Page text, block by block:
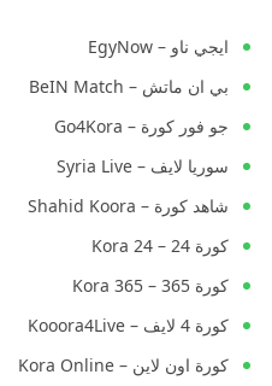
ايجي ناو – EgyNow
بي ان ماتش – BeIN Match
جو فور كورة – Go4Kora
سوريا لايف – Syria Live
شاهد كورة – Shahid Koora
كورة 24 – Kora 24
كورة 365 – Kora 365
كورة 4 لايف – Kooora4Live
كورة اون لاين – Kora Online